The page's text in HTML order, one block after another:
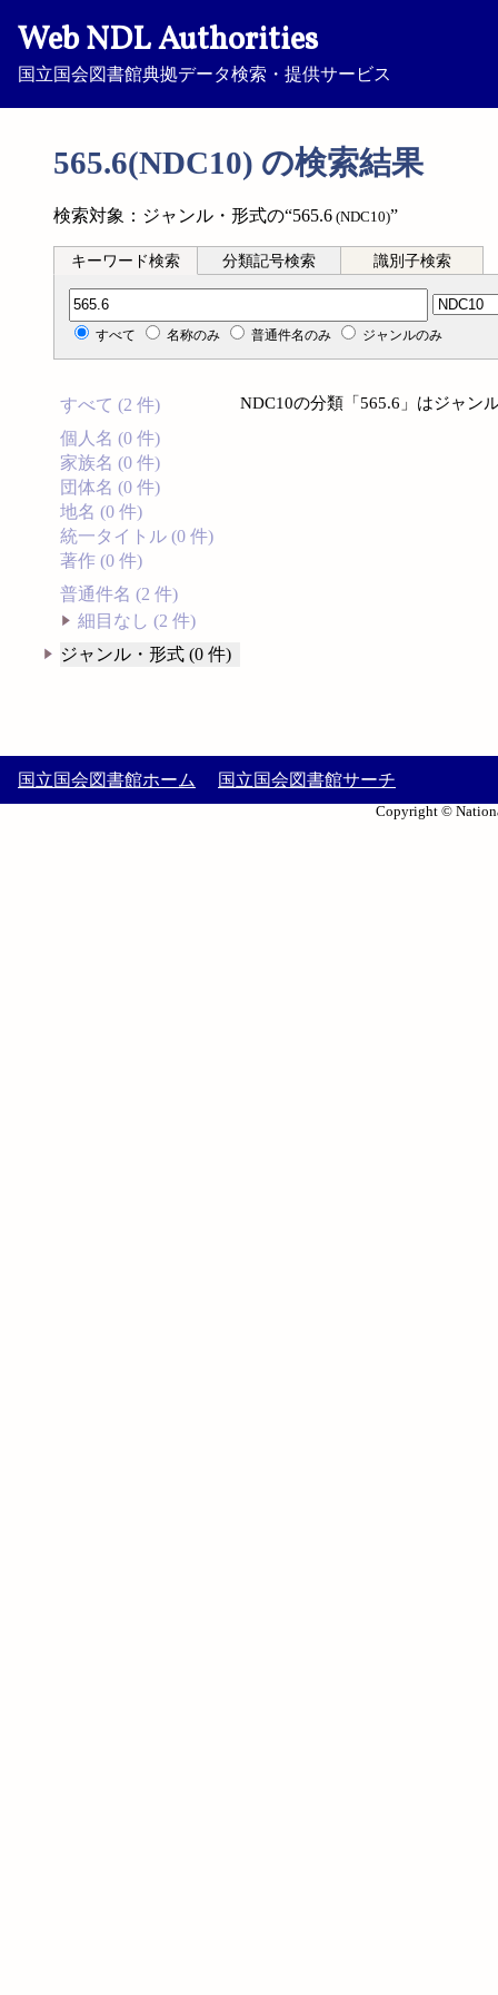
Web NDL Authorities
国立国会図書館典拠データ検索・提供サービス
565.6(NDC10) の検索結果
検索対象：ジャンル・形式の“565.6 (NDC10)”
キーワード検索 分類記号検索 識別子検索
分類記号検索
すべて 名称のみ 普通件名のみ ジャンルのみ
すべて (2 件)
個人名 (0 件)
家族名 (0 件)
団体名 (0 件)
地名 (0 件)
統一タイトル (0 件)
著作 (0 件)
普通件名 (2 件)
細目なし (2 件)
ジャンル・形式 (0 件)
NDC10の分類「565.6」はジャン
国立国会図書館ホーム 国立国会図書館サーチ
Copyright ©